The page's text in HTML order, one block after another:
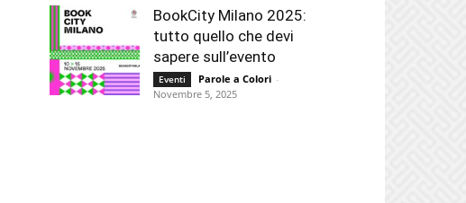
BookCity Milano 2025:
tutto quello che devi
sapere sull’evento
Eventi Parole a Colori -
Novembre 5, 2025